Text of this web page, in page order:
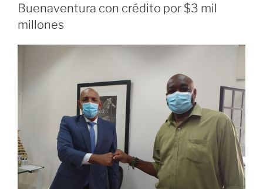
Buenaventura con crédito por $3 mil
millones